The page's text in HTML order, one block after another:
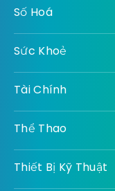
Số Hoá
Sức Khoẻ
Tài Chính
Thể Thao
Thiết Bị Kỹ Thuật